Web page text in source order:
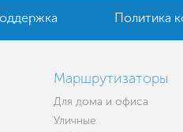
Политика
Маршрутизаторы
Для дома и офиса
Уличные